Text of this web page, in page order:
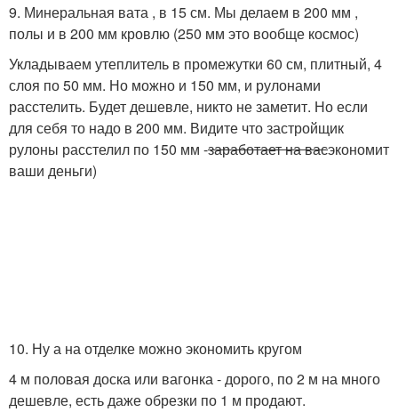
9. Минеральная вата , в 15 см. Мы делаем в 200 мм ,
полы и в 200 мм кровлю (250 мм это вообще космос)
Укладываем утеплитель в промежутки 60 см, плитный, 4
слоя по 50 мм. Но можно и 150 мм, и рулонами
расстелить. Будет дешевле, никто не заметит. Но если
для себя то надо в 200 мм. Видите что застройщик
рулоны расстелил по 150 мм -заработает на васэкономит
ваши деньги)
10. Ну а на отделке можно экономить кругом
4 м половая доска или вагонка - дорого, по 2 м на много
дешевле, есть даже обрезки по 1 м продают.